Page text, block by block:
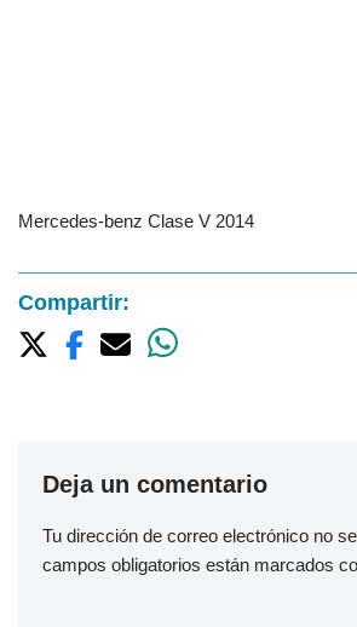
Mercedes-benz Clase V 2014
Compartir:
Deja un comentario
Tu dirección de correo electrónico no
campos obligatorios están marcados